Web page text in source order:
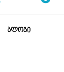
ᲑᲚᲝᲒᲘ